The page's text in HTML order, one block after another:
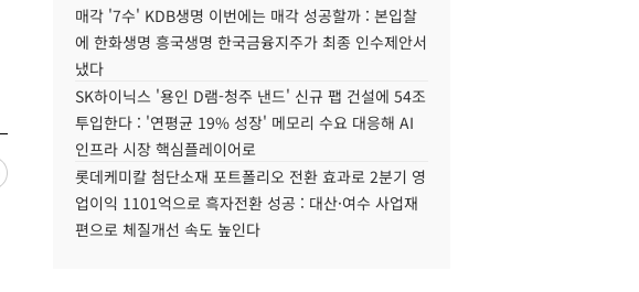
매각 '7수' KDB생명 이번에는 매각 성공할까 : 본입찰
에 한화생명 흥국생명 한국금융지주가 최종 인수제안서
냈다
SK하이닉스 '용인 D램-청주 낸드' 신규 팹 건설에 54조
투입한다 : '연평균 19% 성장' 메모리 수요 대응해 AI
인프라 시장 핵심플레이어로
롯데케미칼 첨단소재 포트폴리오 전환 효과로 2분기 영
업이익 1101억으로 흑자전환 성공 : 대산·여수 사업재
편으로 체질개선 속도 높인다